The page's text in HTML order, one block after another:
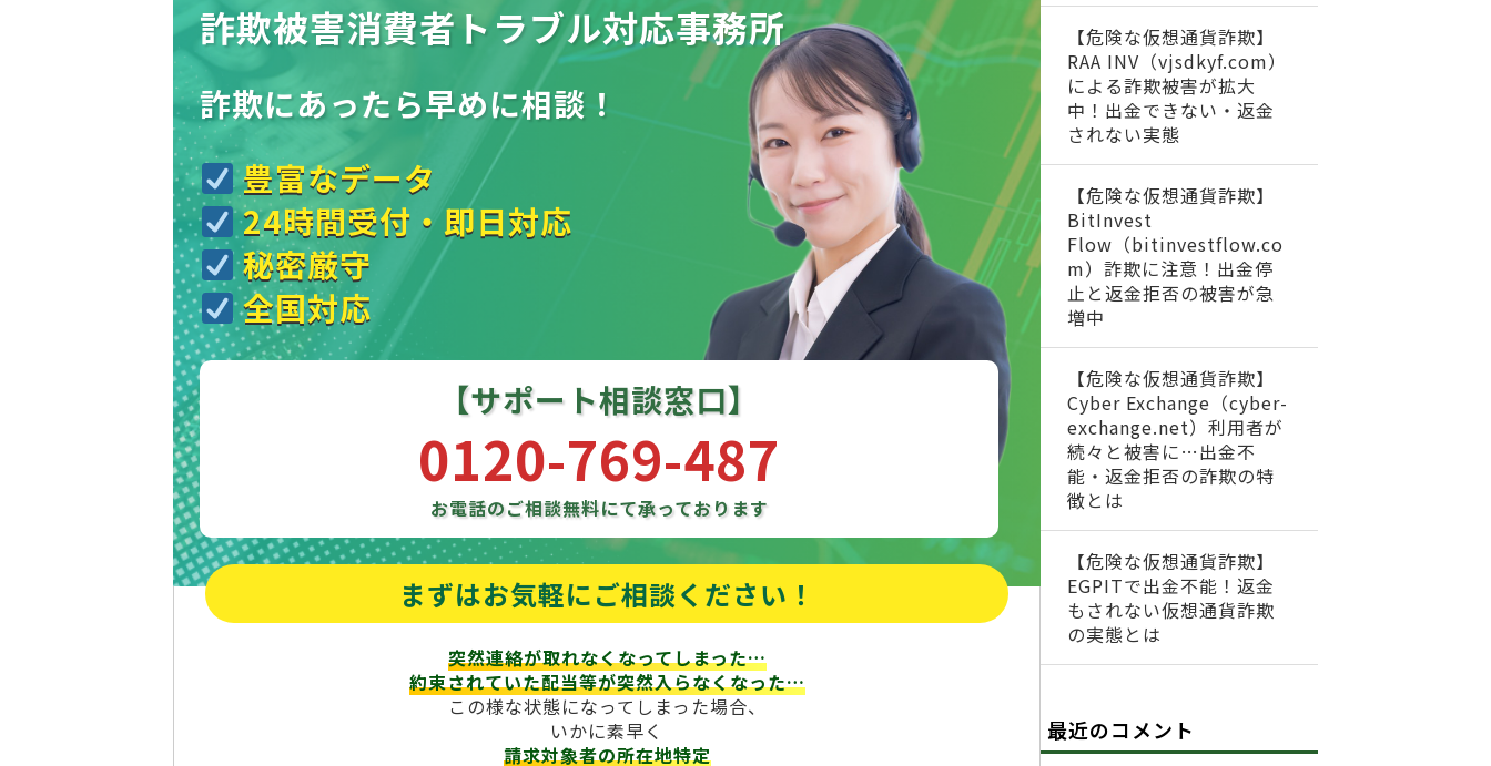
詐欺被害消費者トラブル対応事務所
詐欺にあったら早めに相談！
豊富なデータ
24時間受付・即日対応
秘密厳守
全国対応
【サポート相談窓口】
0120-769-487
お電話のご相談無料にて承っております
まずはお気軽にご相談ください！
突然連絡が取れなくなってしまった…
約束されていた配当等が突然入らなくなった…
この様な状態になってしまった場合、
いかに素早く
請求対象者の所在地特定
【危険な仮想通貨詐欺】
RAA INV（vjsdkyf.com）
による詐欺被害が拡大
中！出金できない・返金
されない実態
【危険な仮想通貨詐欺】
BitInvest
Flow（bitinvestflow.co
m）詐欺に注意！出金停
止と返金拒否の被害が急
増中
【危険な仮想通貨詐欺】
Cyber Exchange（cyber-
exchange.net）利用者が
続々と被害に…出金不
能・返金拒否の詐欺の特
徴とは
【危険な仮想通貨詐欺】
EGPITで出金不能！返金
もされない仮想通貨詐欺
の実態とは
最近のコメント